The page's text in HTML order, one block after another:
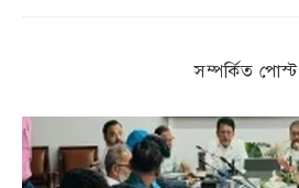
সম্পর্কিত পোস্ট